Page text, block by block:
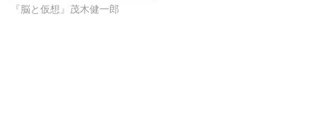
『脳と仮想』茂木健一郎